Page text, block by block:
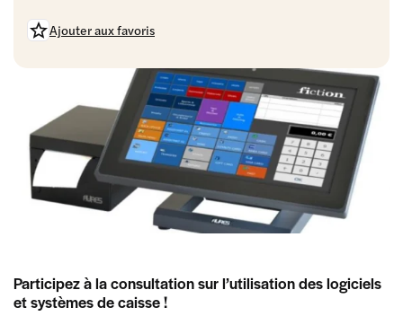
Ajouter aux favoris
Participez à la consultation sur l’utilisation des logiciels
et systèmes de caisse !